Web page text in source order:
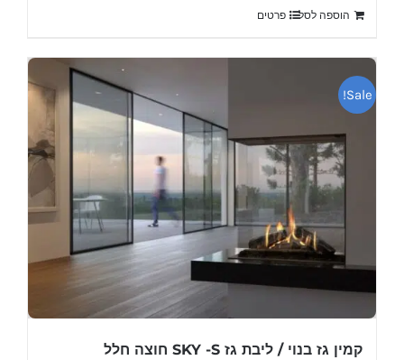
₪20,900.הוספה לסל פרטים
Sale!
קמין גז בנוי / ליבת גז SKY -S חוצה חלל